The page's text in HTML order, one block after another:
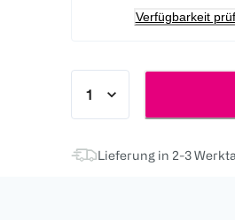
Verfügbarkeit
Lieferung in 2-3